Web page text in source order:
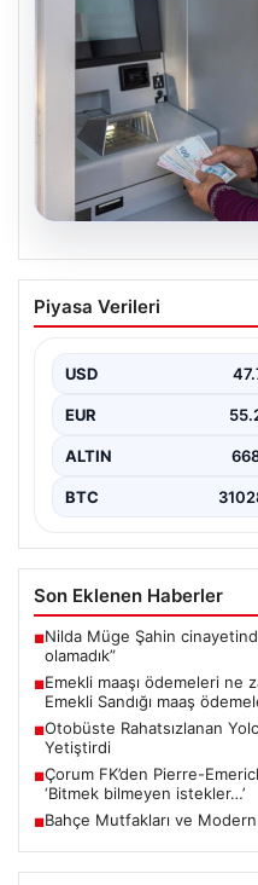
Emekli maaşı
yatacak? SGK,
Piyasa Verileri
USD
EUR
ALTIN
BTC
Son Eklenen Haberler
■Nilda Müge Şahin
olamadık”
■Emekli maaşı ödemeleri ne
Emekli Sandığı maaş
■Otobüste Rahatsızlanan
Yetiştirdi
■Çorum FK’den Pierre-
‘Bitmek bilmeyen istekler…’
■Bahçe Mutfakları ve